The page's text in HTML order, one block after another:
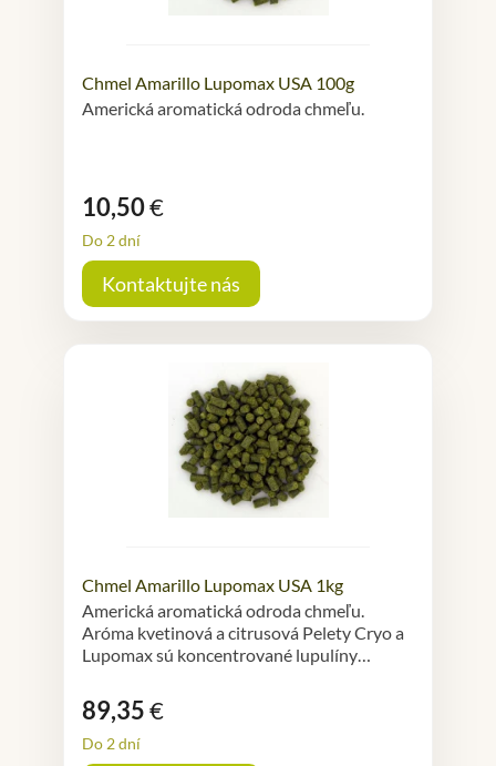
Chmel Amarillo Lupomax USA 100g
Americká aromatická odroda chmeľu.
10,50€
Do 2 dní
Kontaktujte nás
Chmel Amarillo Lupomax USA 1kg
Americká aromatická odroda chmeľu.
Aróma kvetinová a citrusová Pelety Cryo a
Lupomax sú koncentrované lupulíny…
89,35€
Do 2 dní